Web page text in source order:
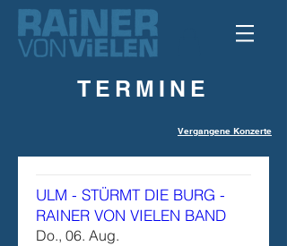
TERMINE
Vergangene Konzerte
ULM - STÜRMT DIE BURG -
RAINER VON VIELEN BAND
Do., 06. Aug.